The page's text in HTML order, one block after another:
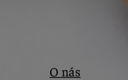
O nás